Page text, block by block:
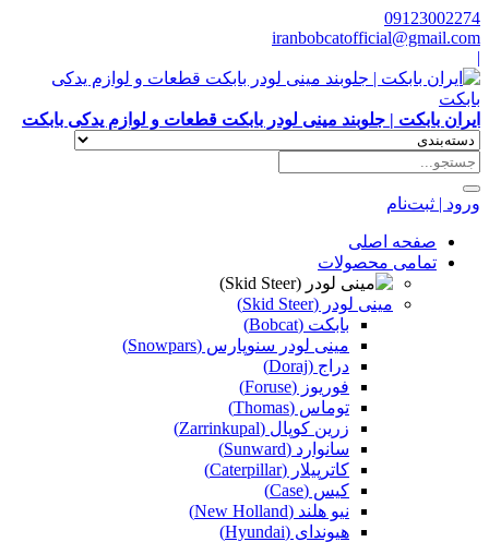
09123002274
iranbobcatofficial@gmail.com
|
ایران بابکت | جلوبند مینی لودر بابکت قطعات و لوازم یدکی بابکت
ورود | ثبت‌نام
صفحه اصلی
تمامی محصولات
مینی لودر (Skid Steer)
بابکت (Bobcat)
مینی لودر سنوپارس (Snowpars)
دراج (Doraj)
فوریوز (Foruse)
توماس (Thomas)
زرین کوپال (Zarrinkupal)
سانوارد (Sunward)
کاترپیلار (Caterpillar)
کیس (Case)
نیو هلند (New Holland)
هیوندای (Hyundai)